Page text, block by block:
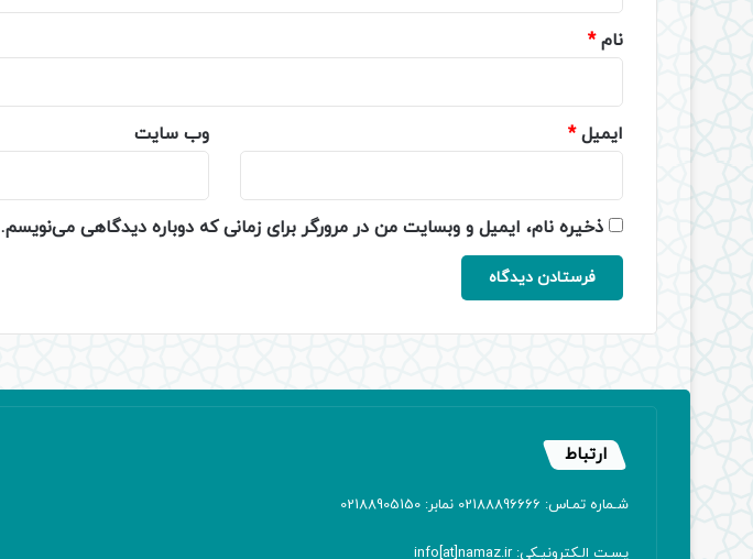
نام*
ایمیل* وب‌ سایت
ذخیره نام، ایمیل و وبسایت من در مرورگر برای زمانی که دوباره دیدگاهی می‌نویسم.
ارتباط
شـماره تمـاس: 02188896666 نمابر: 02188905150
پسـت الـکترونیـکی: info[at]namaz.ir